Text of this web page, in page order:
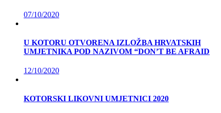
07/10/2020
U KOTORU OTVORENA IZLOŽBA HRVATSKIH
UMJETNIKA POD NAZIVOM “DON’T BE AFRAID
12/10/2020
KOTORSKI LIKOVNI UMJETNICI 2020